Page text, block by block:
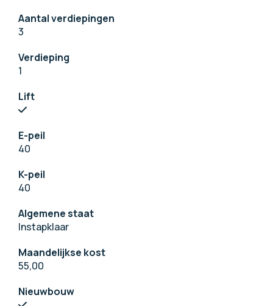
Aantal verdiepingen
3
Verdieping
1
Lift
E-peil
40
K-peil
40
Algemene staat
Instapklaar
Maandelijkse kost
55,00
Nieuwbouw